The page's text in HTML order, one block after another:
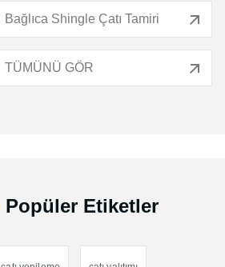
Bağlıca Shingle Çatı Tamiri
TÜMÜNÜ GÖR
Popüler Etiketler